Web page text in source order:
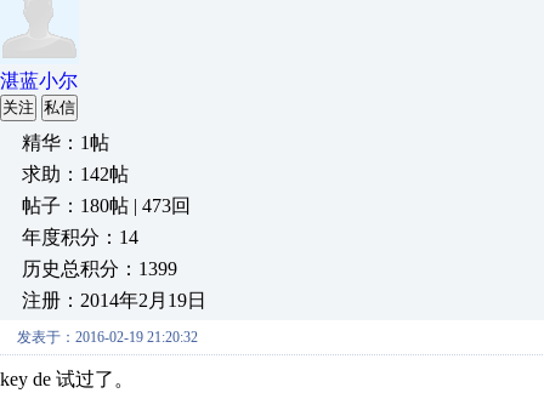
湛蓝小尔
关注 私信
精华：1帖
求助：142帖
帖子：180帖 | 473回
年度积分：14
历史总积分：1399
注册：2014年2月19日
发表于：2016-02-19 21:20:32
key de 试过了。